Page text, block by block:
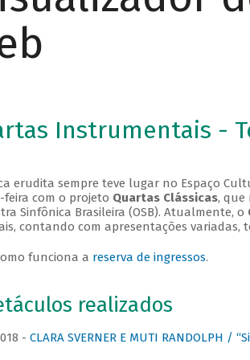
Instrumentais -
erudita sempre teve lugar no Espaço
com o projeto Quartas Clássicas, que
Sinfônica Brasileira (OSB). Atualmente, o
contando com apresentações variadas,
funciona a reserva de ingressos.
realizados
- CLARA SVERNER E MUTI RANDOLPH /